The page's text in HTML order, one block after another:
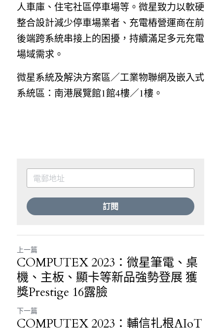
人車庫、住宅社區停車場等。微星致力以軟硬
整合設計減少停車場業者、充電樁營運商在前
後端跨系統串接上的困擾，持續滿足多元充電
場域需求。
微星系統及解決方案區／工業物聯網及嵌入式
系統區：南港展覽館1館4樓／1樓。
訂閱
上一篇
COMPUTEX 2023：微星筆電、桌
機、主板、顯卡等新品強勢登展 獲
獎Prestige 16露臉
下一篇
COMPUTEX 2023：輔信扎根AIoT